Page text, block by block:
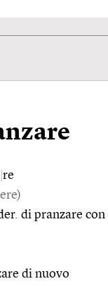
re
di pranzare
di nuovo